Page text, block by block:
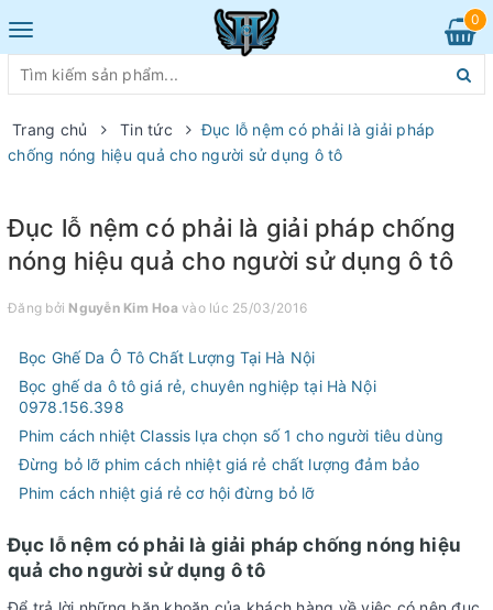
Toggle
navigation
0
Trang chủ Tin tức
Đục lỗ nệm có phải là giải pháp
chống nóng hiệu quả cho người sử dụng ô tô
Đục lỗ nệm có phải là giải pháp chống
nóng hiệu quả cho người sử dụng ô tô
Đăng bởi Nguyễn Kim Hoa vào lúc 25/03/2016
Bọc Ghế Da Ô Tô Chất Lượng Tại Hà Nội
Bọc ghế da ô tô giá rẻ, chuyên nghiệp tại Hà Nội
0978.156.398
Phim cách nhiệt Classis lựa chọn số 1 cho người tiêu dùng
Đừng bỏ lỡ phim cách nhiệt giá rẻ chất lượng đảm bảo
Phim cách nhiệt giá rẻ cơ hội đừng bỏ lỡ
Đục lỗ nệm có phải là giải pháp chống nóng hiệu
quả cho người sử dụng ô tô